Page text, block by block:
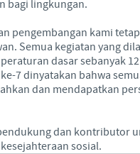
bagi lingkungan.
pengembangan kami
Semua kegiatan yang
dasar sebanyak
7 dinyatakan bahwa
dan mendapatkan
dan kontributor
sosial.